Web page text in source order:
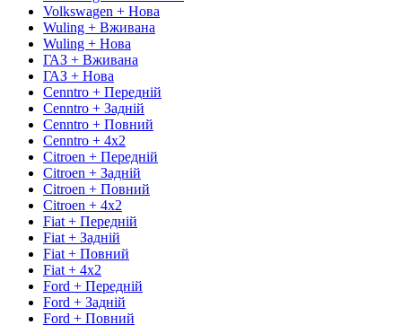
Volkswagen + Нова
Wuling + Вживана
Wuling + Нова
ГАЗ + Вживана
ГАЗ + Нова
Cenntro + Передній
Cenntro + Задній
Cenntro + Повний
Cenntro + 4х2
Citroen + Передній
Citroen + Задній
Citroen + Повний
Citroen + 4х2
Fiat + Передній
Fiat + Задній
Fiat + Повний
Fiat + 4х2
Ford + Передній
Ford + Задній
Ford + Повний